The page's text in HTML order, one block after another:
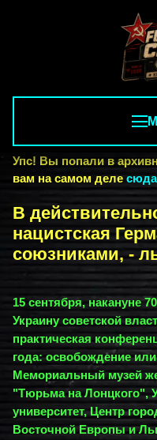
Упс! Вы попали в
вам на самом деле
В
нацистская
союзниками, -
15 сентября, накануне
Украину советской
практическая
года: освобождение
Мемориальный музей
"Тюрьма на Лонцкого",
университет, Центр
Восточной Европы и